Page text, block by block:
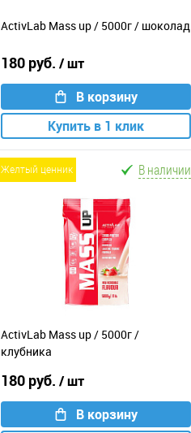
ActivLab Mass up / 5000г / шоколад
180 руб. / шт
В корзину
Купить в 1 клик
желтый ценник В наличии
ActivLab Mass up / 5000г /
клубника
180 руб. / шт
В корзину